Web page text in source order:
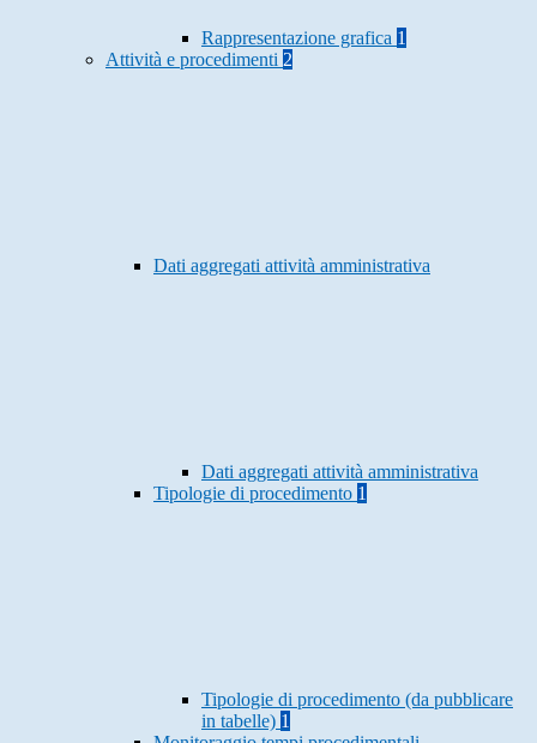
Rappresentazione grafica 1
Attività e procedimenti 2
Dati aggregati attività amministrativa
Dati aggregati attività amministrativa
Tipologie di procedimento 1
Tipologie di procedimento (da pubblicare
in tabelle) 1